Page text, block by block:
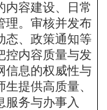
内容建设、日常
理。审核并发布
态、政策通知等
控内容质量与发
信息的权威性与
提供高质量、
服务与办事入